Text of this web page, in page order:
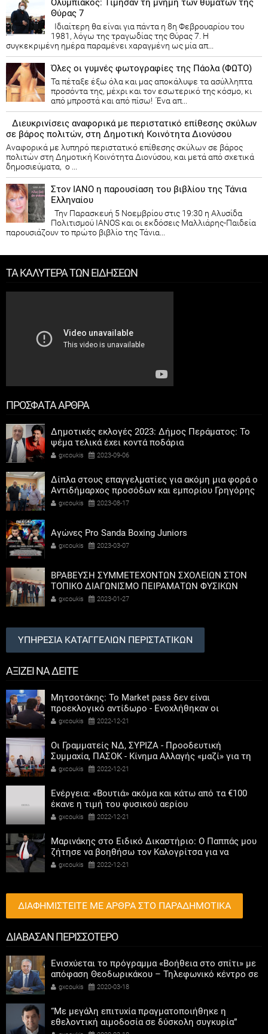
Θύρας 7
Ιδιαίτερη θα είναι για πάντα η 8η Φεβρουαρίου του
1981, λόγω της τραγωδίας της Θύρας 7. Η
συγκεκριμένη ημέρα παραμένει χαραγμένη ως μία απ...
Όλες οι γυμνές φωτογραφίες της Πάολα (ΦΩΤΟ)
Τα πέταξε έξω όλα και μας αποκάλυψε τα ασύλληπτα
προσόντα της, μέχρι και τον εσωτερικό της κόσμο, κι
από μπροστά και από πίσω! Ένα απ...
Διευκρινίσεις αναφορικά με περιστατικό επίθεσης σκύλων
σε βάρος πολιτών, στη Δημοτική Κοινότητα Διονύσου
Αναφορικά με λυπηρό περιστατικό επίθεσης σκύλων σε βάρος
πολιτών στη Δημοτική Κοινότητα Διονύσου, και μετά από σχετικά
δημοσιεύματα, ο ...
Στον ΙΑΝΟ η παρουσίαση του βιβλίου της Τάνια
Ελληναίου
Την Παρασκευή 5 Νοεμβρίου στις 19:30 η Αλυσίδα
Πολιτισμού IANOS και οι εκδόσεις Μαλλιάρης-Παιδεία
παρουσιάζουν το πρώτο βιβλίο της Τάνια...
ΤΑ ΚΑΛΥΤΕΡΑ ΤΩΝ ΕΙΔΗΣΕΩΝ
ΠΡΟΣΦΑΤΑ ΑΡΘΡΑ
Δημοτικές εκλογές 2023: Δήμος Περάματος: Το
ψέμα τελικά έχει κοντά ποδάρια
gxcoukis 2023-09-06
Δίπλα στους επαγγελματίες για ακόμη μια φορά ο
Αντιδήμαρχος προσόδων και εμπορίου Γρηγόρης
Καψοκόλης
gxcoukis 2023-08-17
Αγώνες Pro Sanda Boxing Juniors
gxcoukis 2023-03-07
ΒΡΑΒΕΥΣΗ ΣΥΜΜΕΤΕΧΟΝΤΩΝ ΣΧΟΛΕΙΩΝ ΣΤΟΝ
ΤΟΠΙΚΟ ΔΙΑΓΩΝΙΣΜΟ ΠΕΙΡΑΜΑΤΩΝ ΦΥΣΙΚΩΝ
ΕΠΙΣΤΗΜΩΝ
gxcoukis 2023-01-27
ΥΠΗΡΕΣΙΑ ΚΑΤΑΓΓΕΛΙΩΝ ΠΕΡΙΣΤΑΤΙΚΩΝ
ΑΞΙΖΕΙ ΝΑ ΔΕΙΤΕ
Μητσοτάκης: Το Market pass δεν είναι
προεκλογικό αντίδωρο - Ενοχλήθηκαν οι
αριστεροί του χαβιαριού
gxcoukis 2022-12-21
Οι Γραμματείς ΝΔ, ΣΥΡΙΖΑ - Προοδευτική
Συμμαχία, ΠΑΣΟΚ - Κίνημα Αλλαγής «μαζί» για τη
συμμετοχή των γυναικών στην πολιτική
gxcoukis 2022-12-21
Ενέργεια: «Βουτιά» ακόμα και κάτω από τα €100
έκανε η τιμή του φυσικού αερίου
gxcoukis 2022-12-21
Μαρινάκης στο Ειδικό Δικαστήριο: Ο Παππάς μου
ζήτησε να βοηθήσω τον Καλογρίτσα για να
αποκτήσει σταθμό ο ΣΥΡΙΖΑ
gxcoukis 2022-12-21
ΔΙΑΦΗΜΙΣΤΕΙΤΕ ΜΕ ΑΡΘΡΑ ΣΤΟ ΠΑΡΑΔΗΜΟΤΙΚΑ
ΔΙΑΒΑΣΑΝ ΠΕΡΙΣΣΟΤΕΡΟ
Ενισχύεται το πρόγραμμα «Βοήθεια στο σπίτι» με
απόφαση Θεοδωρικάκου – Τηλεφωνικό κέντρο σε
κάθε δήμο για εξυπηρέτηση των κοινωνικά
gxcoukis 2020-03-18
“Με μεγάλη επιτυχία πραγματοποιήθηκε η
εθελοντική αιμοδοσία σε δύσκολη συγκυρία”